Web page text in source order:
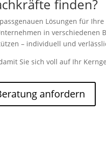
finden?
Lösungen für
in verschiedenen
– individuell und
Sie sich voll auf Ihr
anfordern